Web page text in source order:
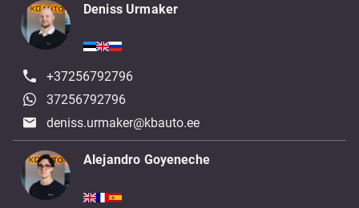
Deniss Urmaker
+37256792796
37256792796
deniss.urmaker@kbauto.ee
Alejandro Goyeneche